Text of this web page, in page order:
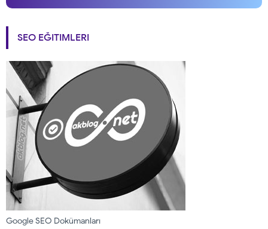
SEO EĞITIMLERI
Google SEO Dokümanları